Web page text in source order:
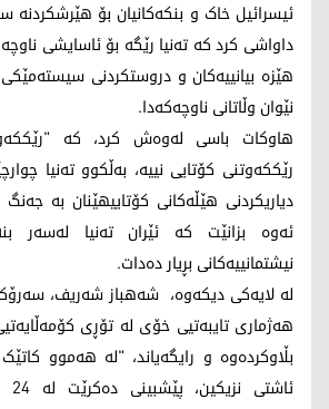
ئیسرائیل خاک و بنکەکانیان بۆ هێرشکردنە
داواشی کرد کە تەنیا رێگە بۆ ئاسایشی
هێزە بیانییەکان و دروستکردنی
نێوان وڵاتانی ناوچەکەدا.
هاوکات باسی لەوەش کرد، کە
رێککەوتنی کۆتایی نییە، بەڵکوو تەنیا
دیاریکردنی هێڵەکانی کۆتاییهێنان بە
ئەوە بزانێت کە ئێران تەنیا لەسەر
نیشتمانییەکانی بڕیار دەدات.
لە لایەکی دیکەوە، شەهباز شەریف،
هەژماری تایبەتیی خۆی لە تۆڕی
بڵاوکردەوە و رایگەیاند، "لە هەموو